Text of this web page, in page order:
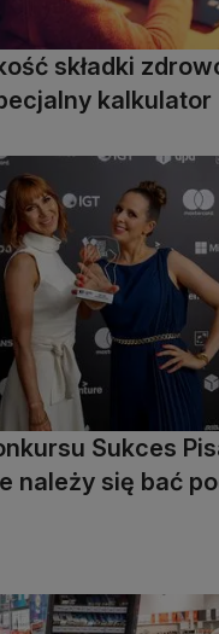
składki
kalkulator
Sukces
należy się bać